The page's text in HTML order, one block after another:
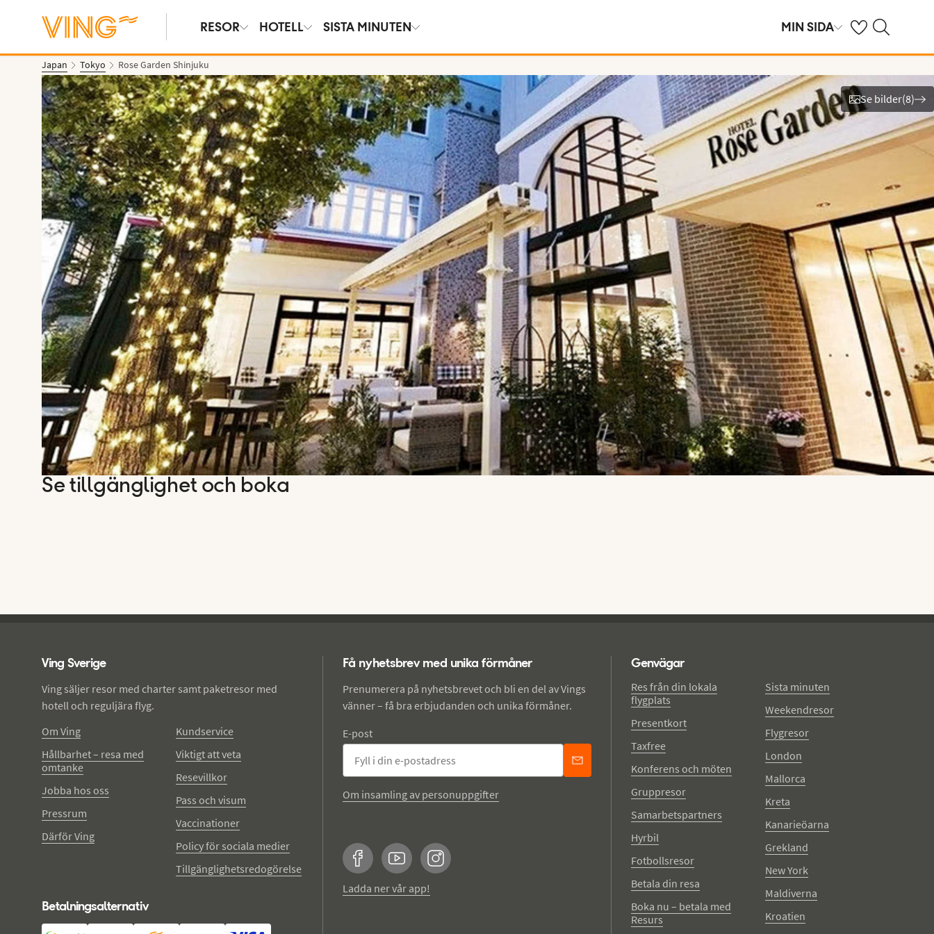
RESOR HOTELL SISTA MINUTEN MIN SIDA Se dina sparade
Sök på ving.se
Japan Tokyo Rose Garden Shinjuku
Se bilder
Se bilder(8)
Se tillgänglighet och boka
Ving Sverige
Ving säljer resor med charter samt paketresor med
hotell och reguljära flyg.
Om Ving
Hållbarhet – resa med
omtanke
Jobba hos oss
Pressrum
Därför Ving
Kundservice
Viktigt att veta
Resevillkor
Pass och visum
Vaccinationer
Policy för sociala medier
Tillgänglighetsredogörelse
Betalningsalternativ
Få nyhetsbrev med unika förmåner
Prenumerera på nyhetsbrevet och bli en del av Vings
vänner – få bra erbjudanden och unika förmåner.
E-post
Om insamling av personuppgifter
FacebookYouTubeInstagram
Ladda ner vår app!
Genvägar
Res från din lokala
flygplats
Presentkort
Taxfree
Konferens och möten
Gruppresor
Samarbetspartners
Hyrbil
Fotbollsresor
Betala din resa
Boka nu – betala med
Resurs
Sista minuten
Weekendresor
Flygresor
London
Mallorca
Kreta
Kanarieöarna
Grekland
New York
Maldiverna
Kroatien